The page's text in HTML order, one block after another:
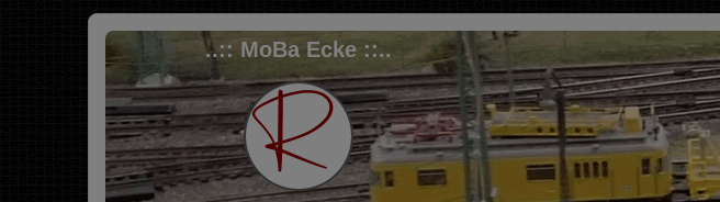
..:: MoBa Ecke ::..